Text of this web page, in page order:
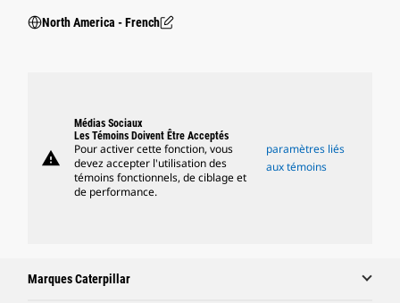
North America - French
warning
Médias Sociaux
Les Témoins Doivent Être Acceptés
Pour activer cette fonction, vous
devez accepter l'utilisation des
témoins fonctionnels, de ciblage et
de performance.
paramètres liés
aux témoins
Marques Caterpillar